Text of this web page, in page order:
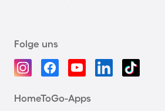
Folge uns
HomeToGo-Apps